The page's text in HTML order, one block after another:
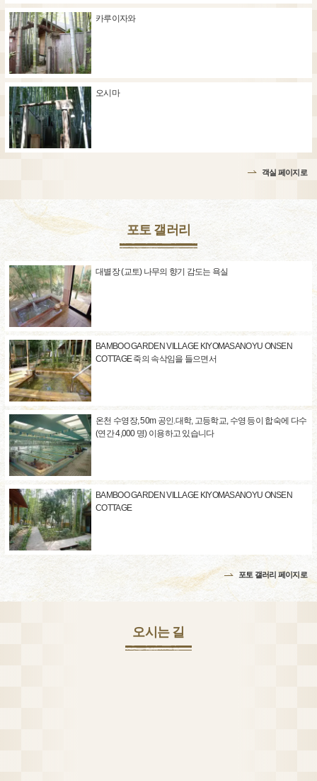
카루이자와
오시마
객실 페이지로
포토 갤러리
대별장 (교토) 나무의 향기 감도는 욕실
BAMBOO GARDEN VILLAGE KIYOMASANOYU ONSEN
COTTAGE 죽의 속삭임을 들으면서
온천 수영장, 50m 공인.대학, 고등학교, 수영 등이 합숙에 다수
(연간 4,000 명) 이용하고 있습니다
BAMBOO GARDEN VILLAGE KIYOMASANOYU ONSEN
COTTAGE
포토 갤러리 페이지로
오시는 길